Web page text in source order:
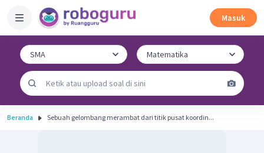
Masuk
Beranda Sebuah gelombang merambat dari titik pusat koordin...